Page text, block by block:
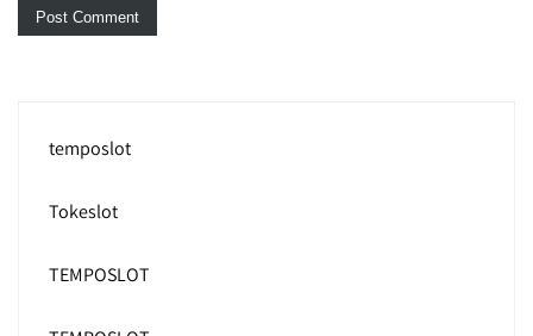
temposlot
Tokeslot
TEMPOSLOT